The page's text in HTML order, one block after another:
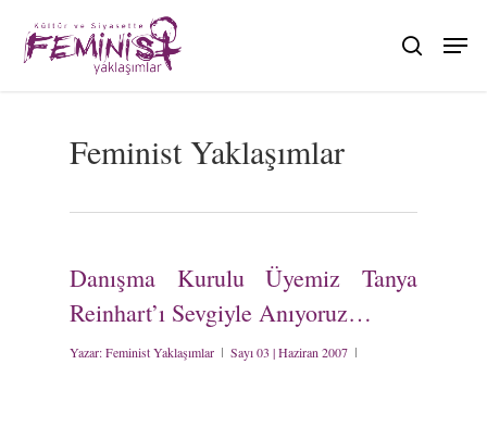
main
search
Feminist Yaklaşımlar
Danışma Kurulu Üyemiz Tanya
Reinhart’ı Sevgiyle Anıyoruz…
Yazar:Feminist Yaklaşımlar Sayı 03 | Haziran 2007